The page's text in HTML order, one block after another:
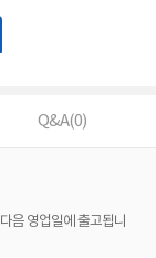
Q&A(0)
음 영업일에 출고됩니